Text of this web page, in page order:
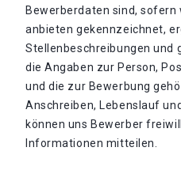
Bewerberdaten sind,
anbieten gekennzeichnet,
Stellenbeschreibungen und
die Angaben zur Person,
und die zur Bewerbung
Anschreiben, Lebenslauf
können uns Bewerber
Informationen mitteilen.